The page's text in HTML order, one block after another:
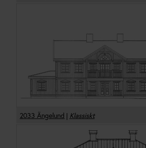
2033 Ängelund | Klassiskt